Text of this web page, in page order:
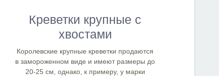
Креветки крупные с
хвостами
Королевские крупные креветки продаются
в замороженном виде и имеют размеры до
20-25 см, однако, к примеру, у марки